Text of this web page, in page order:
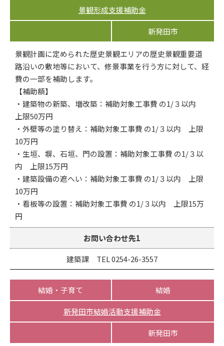
景観形成支援補助金
新発田市
景観計画に定められた歴史景観エリアの歴史景観重要道
路沿いの敷地等において、修景事業を行う方に対して、経
費の一部を補助します。
【補助額】
・建築物の新築、増改築：補助対象工事費 の1/３以内
上限50万円
・外壁等の塗り替え：補助対象工事費 の1/３以内 上限
10万円
・生垣、塀、石垣、門の設置：補助対象工事費 の1/３以
内 上限15万円
・建築設備の遮へい：補助対象工事費 の1/３以内 上限
10万円
・看板等の設置：補助対象工事費 の1/３以内 上限15万
円
お問い合わせ先1
建築課 TEL 0254-26-3557
結婚・子育て 結婚
新発田市結婚活動支援補助金
新発田市